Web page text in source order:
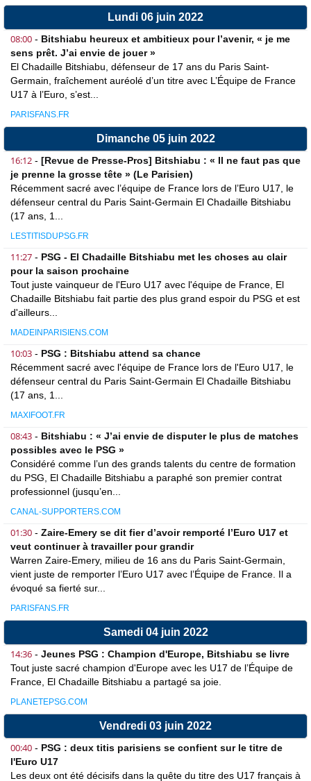
Lundi 06 juin 2022
08:00 - Bitshiabu heureux et ambitieux pour l’avenir, « je me
sens prêt. J’ai envie de jouer »
El Chadaille Bitshiabu, défenseur de 17 ans du Paris Saint-
Germain, fraîchement auréolé d’un titre avec L’Équipe de France
U17 à l’Euro, s’est...
PARISFANS.FR
Dimanche 05 juin 2022
16:12 - [Revue de Presse-Pros] Bitshiabu : « Il ne faut pas que
je prenne la grosse tête » (Le Parisien)
Récemment sacré avec l’équipe de France lors de l’Euro U17, le
défenseur central du Paris Saint-Germain El Chadaille Bitshiabu
(17 ans, 1...
LESTITISDUPSG.FR
11:27 - PSG - El Chadaille Bitshiabu met les choses au clair
pour la saison prochaine
Tout juste vainqueur de l'Euro U17 avec l'équipe de France, El
Chadaille Bitshiabu fait partie des plus grand espoir du PSG et est
d'ailleurs...
MADEINPARISIENS.COM
10:03 - PSG : Bitshiabu attend sa chance
Récemment sacré avec l'équipe de France lors de l'Euro U17, le
défenseur central du Paris Saint-Germain El Chadaille Bitshiabu
(17 ans, 1...
MAXIFOOT.FR
08:43 - Bitshiabu : « J’ai envie de disputer le plus de matches
possibles avec le PSG »
Considéré comme l’un des grands talents du centre de formation
du PSG, El Chadaille Bitshiabu a paraphé son premier contrat
professionnel (jusqu’en...
CANAL-SUPPORTERS.COM
01:30 - Zaire-Emery se dit fier d’avoir remporté l’Euro U17 et
veut continuer à travailler pour grandir
Warren Zaire-Emery, milieu de 16 ans du Paris Saint-Germain,
vient juste de remporter l’Euro U17 avec l’Équipe de France. Il a
évoqué sa fierté sur...
PARISFANS.FR
Samedi 04 juin 2022
14:36 - Jeunes PSG : Champion d'Europe, Bitshiabu se livre
Tout juste sacré champion d'Europe avec les U17 de l’Équipe de
France, El Chadaille Bitshiabu a partagé sa joie.
PLANETEPSG.COM
Vendredi 03 juin 2022
00:40 - PSG : deux titis parisiens se confient sur le titre de
l'Euro U17
Les deux ont été décisifs dans la quête du titre des U17 français à